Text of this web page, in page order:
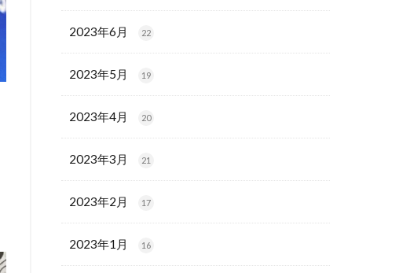
2023年6月 22
2023年5月 19
2023年4月 20
2023年3月 21
2023年2月 17
2023年1月 16